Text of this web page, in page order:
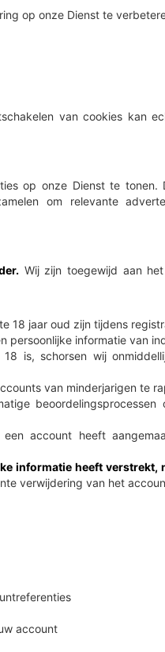
op onze Dienst te
van cookies kan
op onze Dienst te tonen.
om relevante
Wij zijn toegewijd aan
18 jaar oud zijn tijdens
persoonlijke informatie van
is, schorsen wij
van minderjarigen te
account heeft
informatie heeft verstrekt,
verwijdering van het
account